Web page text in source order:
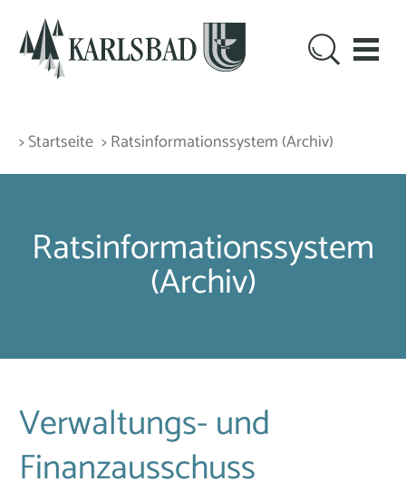
> Startseite > Rats­informations­system (Archiv)
Rats­informations­system
(Archiv)
Verwaltungs- und
Finanzausschuss